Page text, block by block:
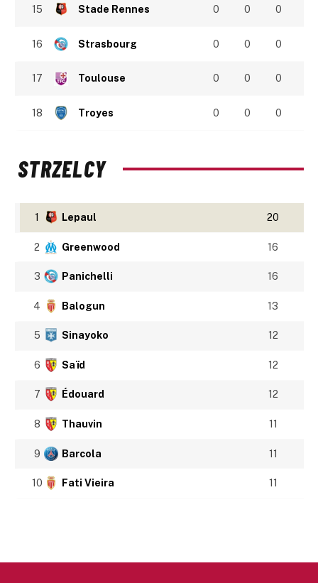
15 Stade Rennes 0 0 0
16 Strasbourg 0 0 0
17 Toulouse 0 0 0
18 Troyes 0 0 0
STRZELCY
1 Lepaul 20
2 Greenwood 16
3 Panichelli 16
4 Balogun 13
5 Sinayoko 12
6 Saïd 12
7 Édouard 12
8 Thauvin 11
9 Barcola 11
10 Fati Vieira 11